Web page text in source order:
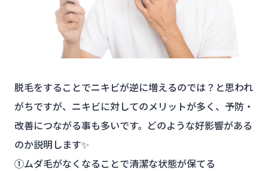
脱毛をすることでニキビが逆に増えるのでは？と思われ
がちですが、ニキビに対してのメリットが多く、予防・
改善につながる事も多いです。どのような好影響がある
のか説明します✨
①ムダ毛がなくなることで清潔な状態が保てる